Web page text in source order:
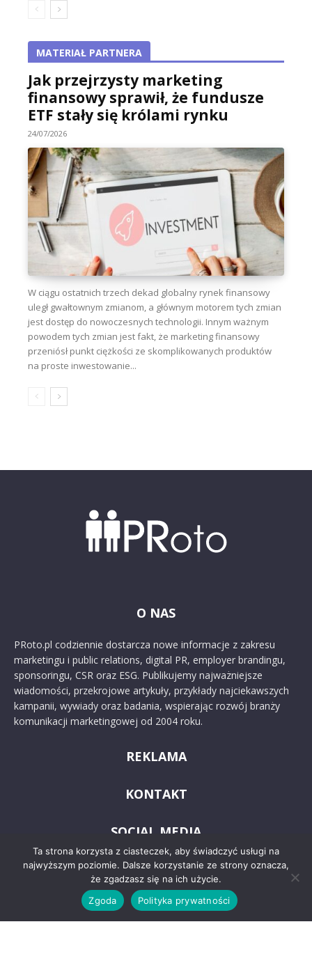
MATERIAŁ PARTNERA
Jak przejrzysty marketing
finansowy sprawił, że fundusze
ETF stały się królami rynku
24/07/2026
W ciągu ostatnich trzech dekad globalny rynek finansowy
uległ gwałtownym zmianom, a głównym motorem tych zmian
jest dostęp do nowoczesnych technologii. Innym ważnym
powodem tych zmian jest fakt, że marketing finansowy
przeniósł punkt ciężkości ze skomplikowanych produktów
na proste inwestowanie...
O NAS
PRoto.pl codziennie dostarcza nowe informacje z zakresu
marketingu i public relations, digital PR, employer brandingu,
sponsoringu, CSR oraz ESG. Publikujemy najważniejsze
wiadomości, przekrojowe artykuły, przykłady najciekawszych
kampanii, wywiady oraz badania, wspierając rozwój branży
komunikacji marketingowej od 2004 roku.
REKLAMA
KONTAKT
SOCIAL MEDIA
Ta strona korzysta z ciasteczek, aby świadczyć usługi na
najwyższym poziomie. Dalsze korzystanie ze strony oznacza,
że zgadzasz się na ich użycie.
Zgoda
Polityka prywatności